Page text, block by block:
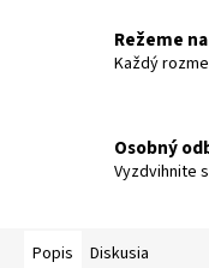
Režeme
Každý
Osobný
Vyzdvihnite
Popis Diskusia